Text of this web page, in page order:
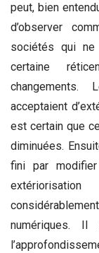
peut, bien
d’observer
sociétés qui
certaine
changements.
acceptaient
est certain que
diminuées.
fini par
numériques. Il